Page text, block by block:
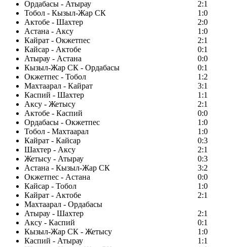
Ордабасы - Атырау
2:1
Тобол - Кызыл-Жар СК
1:0
Актобе - Шахтер
2:0
Астана - Аксу
1:0
Кайрат - Окжетпес
2:1
Кайсар - Актобе
0:1
Атырау - Астана
0:0
Кызыл-Жар СК - Ордабасы
0:1
Окжетпес - Тобол
1:2
Махтаарал - Кайрат
3:1
Каспий - Шахтер
1:1
Аксу - Жетысу
2:1
Актобе - Каспий
0:0
Ордабасы - Окжетпес
1:0
Тобол - Махтаарал
1:0
Кайрат - Кайсар
0:3
Шахтер - Аксу
2:1
Жетысу - Атырау
0:3
Астана - Кызыл-Жар СК
3:2
Окжетпес - Астана
0:0
Кайсар - Тобол
1:0
Кайрат - Актобе
2:1
Махтаарал - Ордабасы
Атырау - Шахтер
2:1
Аксу - Каспий
0:1
Кызыл-Жар СК - Жетысу
1:0
Каспий - Атырау
1:1